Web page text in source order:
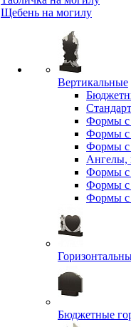
Щебень на могилу
Вертикальные
Формы с
Формы с
Формы с
Ангелы,
Формы с
Формы с
Формы с
Бюджетные